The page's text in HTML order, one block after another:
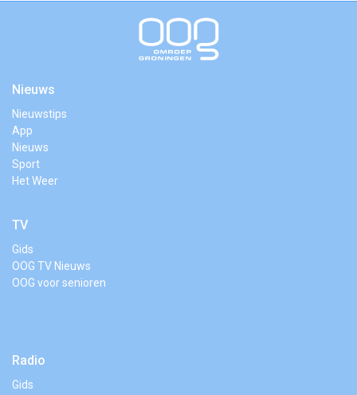
Nieuws
Nieuwstips
App
Nieuws
Sport
Het Weer
TV
Gids
OOG TV Nieuws
OOG voor senioren
Radio
Gids